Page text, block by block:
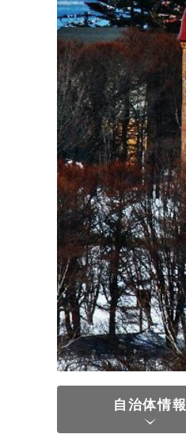
自治体情報